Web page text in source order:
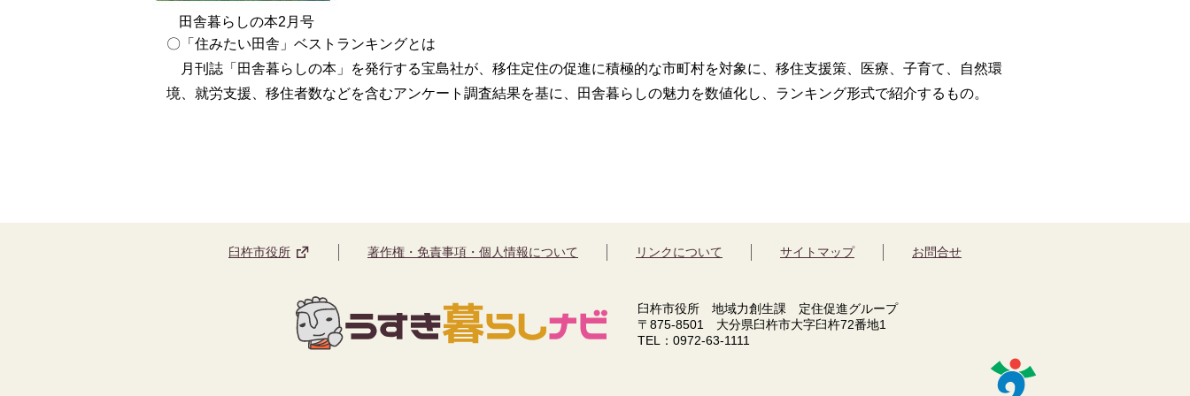
田舎暮らしの本2月号
〇「住みたい田舎」ベストランキングとは
月刊誌「田舎暮らしの本」を発行する宝島社が、移住定住の促進に積極的な市町村を対象に、移住支援策、医療、子育て、自然環
境、就労支援、移住者数などを含むアンケート調査結果を基に、田舎暮らしの魅力を数値化し、ランキング形式で紹介するもの。
臼杵市役所 著作権・免責事項・個人情報について リンクについて サイトマップ お問合せ
臼杵市役所 地域力創生課 定住促進グループ
〒875-8501 大分県臼杵市大字臼杵72番地1
TEL：0972-63-1111